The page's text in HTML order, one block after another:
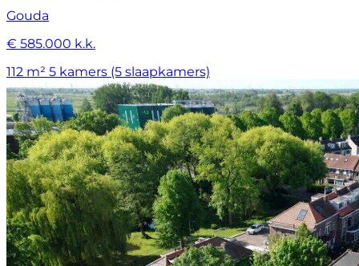
Gouda
€ 585.000 k.k.
112 m² 5 kamers (5 slaapkamers)